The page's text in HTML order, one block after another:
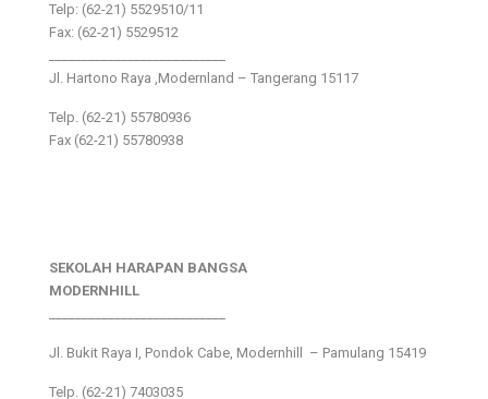
Telp: (62-21) 5529510/11
Fax: (62-21) 5529512
Jl. Hartono Raya ,Modernland – Tangerang 15117
Telp. (62-21) 55780936
Fax (62-21) 55780938
SEKOLAH HARAPAN BANGSA
MODERNHILL
Jl. Bukit Raya I, Pondok Cabe, Modernhill – Pamulang 15419
Telp. (62-21) 7403035